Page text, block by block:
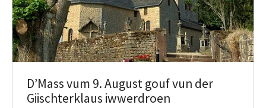
D’Mass vum 9. August gouf vun der
Giischterklaus iwwerdroen